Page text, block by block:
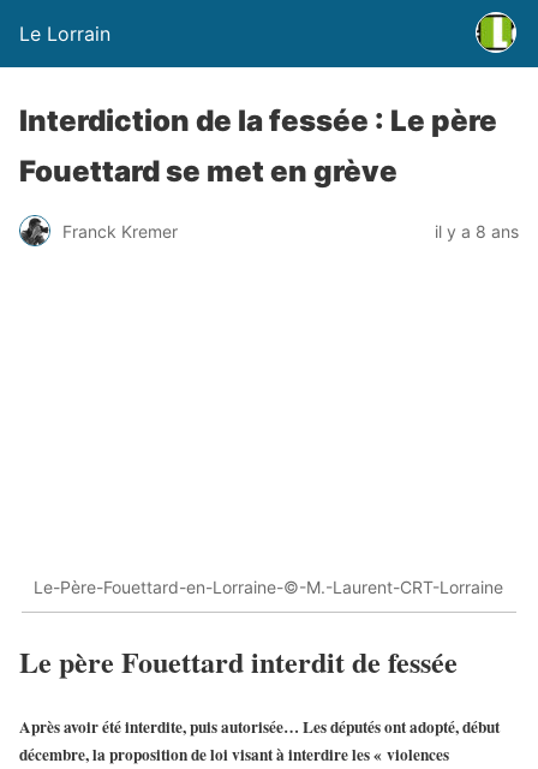
Le Lorrain
Interdiction de la fessée : Le père
Fouettard se met en grève
Franck Kremer il y a 8 ans
Le-Père-Fouettard-en-Lorraine-©-M.-Laurent-CRT-Lorraine
Le père Fouettard interdit de fessée
Après avoir été interdite, puis autorisée… Les députés ont adopté, début
décembre, la proposition de loi visant à interdire les « violences